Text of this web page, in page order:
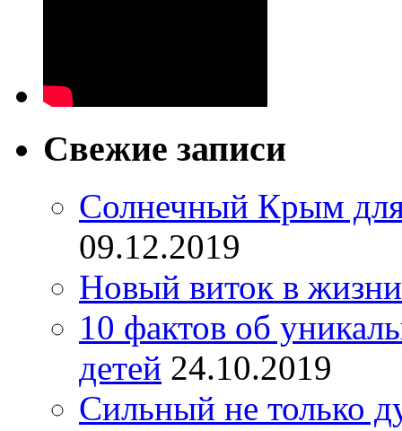
Свежие записи
Солнечный Крым
09.12.2019
Новый виток в жизни
10 фактов об
детей 24.10.2019
Сильный не только